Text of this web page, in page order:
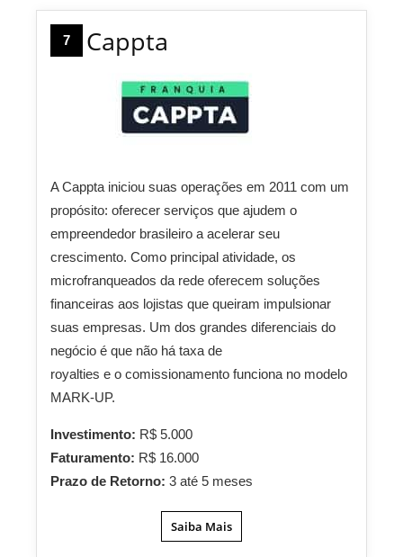
7 Cappta
A Cappta iniciou suas operações em 2011 com um
propósito: oferecer serviços que ajudem o
empreendedor brasileiro a acelerar seu
crescimento. Como principal atividade, os
microfranqueados da rede oferecem soluções
financeiras aos lojistas que queiram impulsionar
suas empresas. Um dos grandes diferenciais do
negócio é que não há taxa de
royalties e o comissionamento funciona no modelo
MARK-UP.
Investimento: R$ 5.000
Faturamento: R$ 16.000
Prazo de Retorno: 3 até 5 meses
Saiba Mais